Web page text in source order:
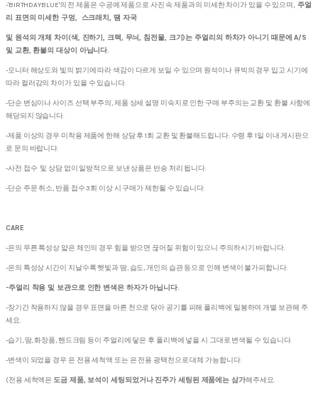
-'BIRTHDAYBLUE'의 전 제품은 수공예 제품으로 사진 속 제품과의 미세한 차이가 있을 수 있으며, 주얼
리 표면의 미세한 구멍, 스크래치, 땜 자국
및 원석의 개체 차이(색, 진하기, 크랙, 무늬, 침전물, 크기)는 주얼리의 하차가 아니기 때문에 A/S
및 교환, 환불의 대상이 아닙니다.
-모니터 해상도와 빛의 밝기에 따라 색감이 다르게 보일 수 있으며 원석이나 큐빅의 경우 입고 시기에
따라 컬러감의 차이가 있을 수 있습니다.
-단순 변심이나 사이즈 선택 부주의, 제품 상세 설명 미숙지로 인한 구매 부주의는 교환 및 환불 사항에
해당되지 않습니다.
-제품 이상의 경우 미착용 제품에 한해 상담 후 1회 교환 및 환불해드립니다. 수령 후 1일 이내 게시판으
로 문의 바랍니다.
-사전 접수 및 상담 없이 일방적으로 보낸 상품은 반송 처리 됩니다.
-단순 주문 취소, 반품 접수 3회 이상 시 구매가 제한될 수 있습니다.
CARE
-은의 무른 특성상 얇은 체인의 경우 힘을 받으면 끊어질 위험이 있으니 주의하시기 바랍니다.
-은의 특성상 시간이 지날수록 햇빛과 땀, 습도, 개인의 습관 등으로 인해 변색이 불가피합니다.
-주얼리 착용 및 보관으로 인한 변색은 하자가 아닙니다.
-장기간 착용하지 않을 경우 표면을 마른 천으로 닦아 공기를 피해 폴리백에 밀봉하여 개별 보관해 주
세요.
-습기, 땀, 화장품, 핸드크림 등이 주얼리에 닿은 후 폴리백에 넣을 시 그대로 변색될 수 있습니다.
-변색이 되었을 경우 은 전용 세척액 또는 은 전용 광택천으로 대체 가능합니다.
(전용 세척액은도금 제품, 보석이 세팅되었거나 진주가 세팅된 제품에는 삼가해주세요.